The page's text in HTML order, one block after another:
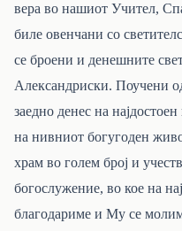
вера во нашиот Учител,
биле овенчани со
се броени и денешните
Александриски. Поучени
заедно денес на
на нивниот богугоден
храм во голем број и
богослужение, во кое на
благодариме и Му се